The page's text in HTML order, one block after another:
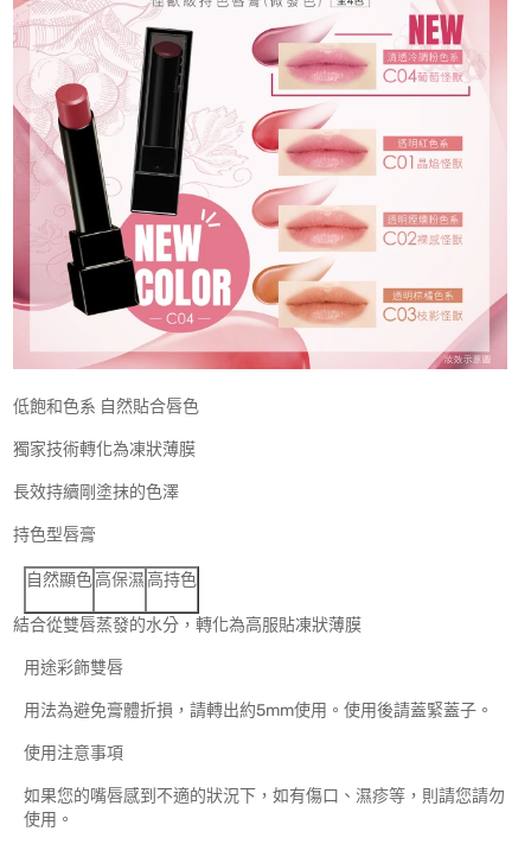
低飽和色系 自然貼合唇色
獨家技術轉化為凍狀薄膜
長效持續剛塗抹的色澤
持色型唇膏
自然顯色高保濕 高持色
結合從雙唇蒸發的水分，轉化為高服貼凍狀薄膜
用途彩飾雙唇
用法為避免膏體折損，請轉出約5mm使用。使用後請蓋緊蓋子。
使用注意事項
如果您的嘴唇感到不適的狀況下，如有傷口、濕疹等，則請您請勿
使用。